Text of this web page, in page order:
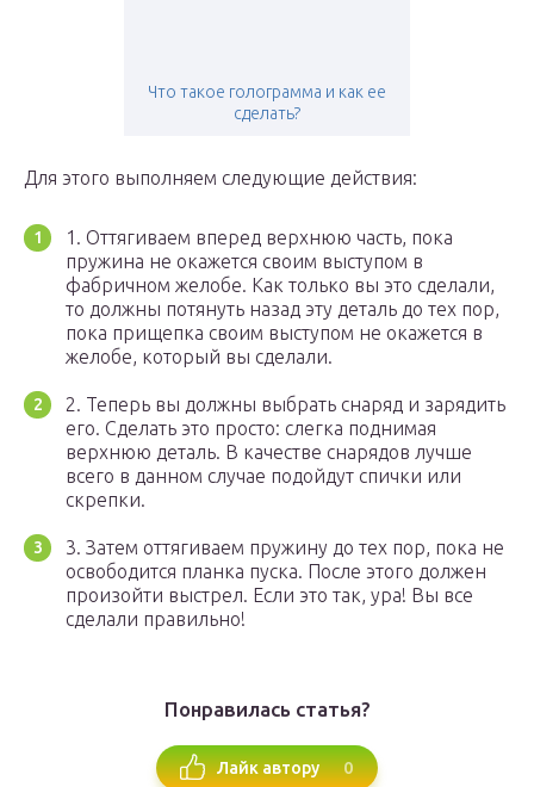
Что такое голограмма и как ее
сделать?
Для этого выполняем следующие действия:
1. Оттягиваем вперед верхнюю часть, пока
пружина не окажется своим выступом в
фабричном желобе. Как только вы это сделали,
то должны потянуть назад эту деталь до тех пор,
пока прищепка своим выступом не окажется в
желобе, который вы сделали.
2. Теперь вы должны выбрать снаряд и зарядить
его. Сделать это просто: слегка поднимая
верхнюю деталь. В качестве снарядов лучше
всего в данном случае подойдут спички или
скрепки.
3. Затем оттягиваем пружину до тех пор, пока не
освободится планка пуска. После этого должен
произойти выстрел. Если это так, ура! Вы все
сделали правильно!
Понравилась статья?
Лайк автору 0